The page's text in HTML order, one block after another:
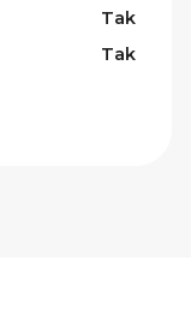
Tak
Tak